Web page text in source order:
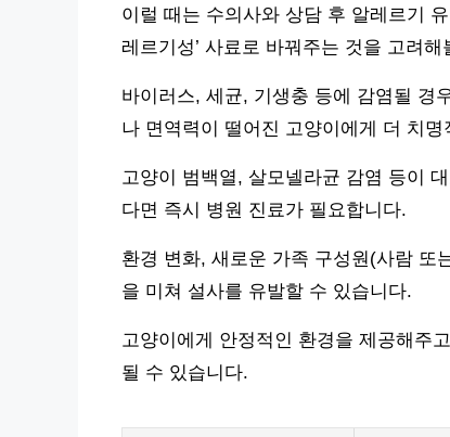
이럴 때는 수의사와 상담 후 알레르기
레르기성’ 사료로 바꿔주는 것을 고려
바이러스, 세균, 기생충 등에 감염될 경
나 면역력이 떨어진 고양이에게 더 치명
고양이 범백열, 살모넬라균 감염 등이
다면 즉시 병원 진료가 필요합니다.
환경 변화, 새로운 가족 구성원(사람 또
을 미쳐 설사를 유발할 수 있습니다.
고양이에게 안정적인 환경을 제공해주
될 수 있습니다.